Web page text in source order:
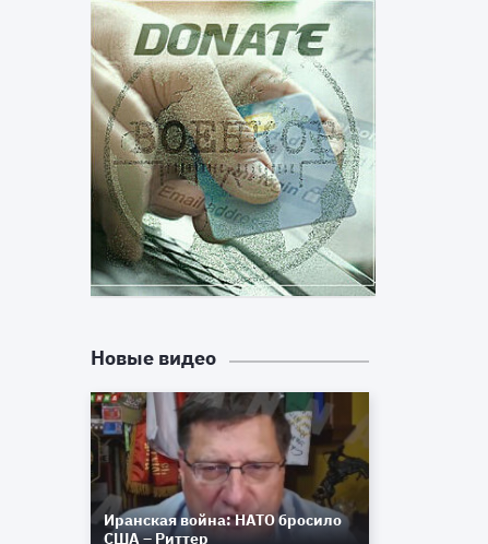
Новые видео
Иранская война: НАТО бросило
США – Риттер